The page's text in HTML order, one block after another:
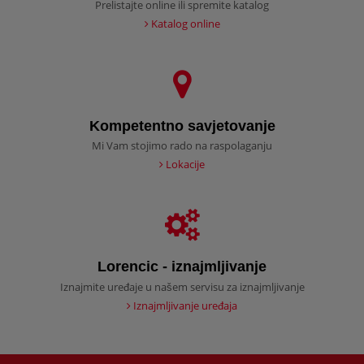
Prelistajte online ili spremite katalog
Katalog online
Kompetentno savjetovanje
Mi Vam stojimo rado na raspolaganju
Lokacije
Lorencic - iznajmljivanje
Iznajmite uređaje u našem servisu za iznajmljivanje
Iznajmljivanje uređaja